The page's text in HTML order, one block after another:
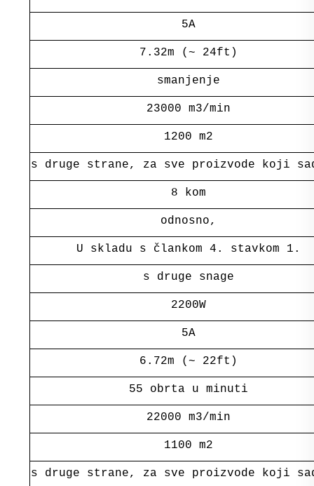
5A
7.32m (~ 24ft)
smanjenje
23000 m3/min
1200 m2
s druge strane, za sve proizvode koji
8 kom
odnosno,
U skladu s člankom 4. stavkom 1.
s druge snage
2200W
5A
6.72m (~ 22ft)
55 obrta u minuti
22000 m3/min
1100 m2
s druge strane, za sve proizvode koji